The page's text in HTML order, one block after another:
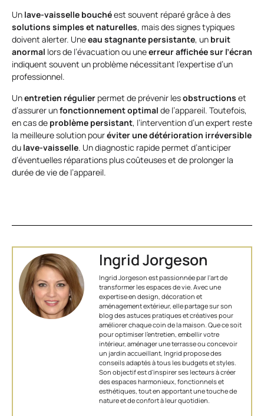
Un lave-vaisselle bouchéest souvent réparé grâce à des
solutions simples et naturelles, mais des signes typiques
doivent alerter. Uneeau stagnante persistante, un bruit
anormal lors de l’évacuation ou uneerreur affichée sur l’écran
indiquent souvent un problème nécessitant l’expertise d’un
professionnel.
Unentretien régulier permet de prévenir lesobstructions et
d’assurer unfonctionnement optimal de l’appareil. Toutefois,
en cas de problème persistant, l’intervention d’un expert reste
la meilleure solution pouréviter une détérioration irréversible
du lave-vaisselle. Un diagnostic rapide permet d’anticiper
d’éventuelles réparations plus coûteuses et de prolonger la
durée de vie de l’appareil.
Ingrid Jorgeson
Ingrid Jorgeson est passionnée par l'art de
transformer les espaces de vie. Avec une
expertise en design, décoration et
aménagement extérieur, elle partage sur son
blog des astuces pratiques et créatives pour
améliorer chaque coin de la maison. Que ce soit
pour optimiser l’entretien, embellir votre
intérieur, aménager une terrasse ou concevoir
un jardin accueillant, Ingrid propose des
conseils adaptés à tous les budgets et styles.
Son objectif est d'inspirer ses lecteurs à créer
des espaces harmonieux, fonctionnels et
esthétiques, tout en apportant une touche de
nature et de confort à leur quotidien.